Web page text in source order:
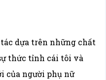
dựa trên những chất
thức tỉnh cái tôi và
của người phụ nữ